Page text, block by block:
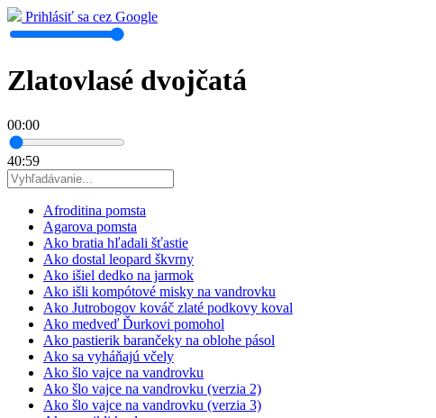
Prihlásiť sa cez Google
Zlatovlasé dvojčatá
00:00
40:59
Afroditina pomsta
Agarova pomsta
Ako bratia hľadali šťastie
Ako dostal leopard škvrny
Ako išiel dedko na jarmok
Ako išli kompótové misky na vandrovku
Ako Jutrobogov kováč zlaté podkovy koval
Ako medveď Ďurkovi pomohol
Ako pastierik barančeky na oblohe pásol
Ako sa vyháňajú včely
Ako šlo vajce na vandrovku
Ako šlo vajce na vandrovku (verzia 2)
Ako šlo vajce na vandrovku (verzia 3)